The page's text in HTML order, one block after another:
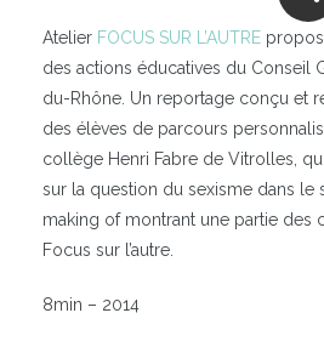
Atelier FOCUS SUR L’AUTRE
des actions éducatives du Conseil
du-Rhône. Un reportage conçu et
des élèves de parcours
collège Henri Fabre de Vitrolles,
sur la question du sexisme dans le
making of montrant une partie des
Focus sur l’autre.
8min – 2014